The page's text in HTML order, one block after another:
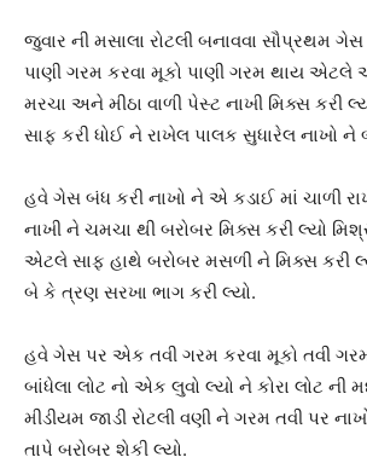
જુવાર ની મસાલા રોટલી બનાવવા સૌપ્રથમ
પાણી ગરમ કરવા મૂકો પાણી ગરમ થાય એટલે
મરચા અને મીઠા વાળી પેસ્ટ નાખી મિક્સ કરી
સાફ કરી ધોઈ ને રાખેલ પાલક સુધારેલ નાખો ને
હવે ગેસ બંધ કરી નાખો ને એ કડાઈ માં ચાળી
નાખી ને ચમચા થી બરોબર મિક્સ કરી લ્યો
એટલે સાફ હાથે બરોબર મસળી ને મિક્સ કરી
બે કે ત્રણ સરખા ભાગ કરી લ્યો.
હવે ગેસ પર એક તવી ગરમ કરવા મૂકો તવી
બાંધેલા લોટ નો એક લુવો લ્યો ને કોરા લોટ ની
મીડીયમ જાડી રોટલી વણી ને ગરમ તવી પર
તાપે બરોબર શેકી લ્યો.